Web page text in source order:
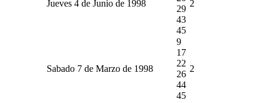
Jueves 4 de Junio de 1998
29
43
45
2
Sabado 7 de Marzo de 1998
9
17
22
26
44
45
2